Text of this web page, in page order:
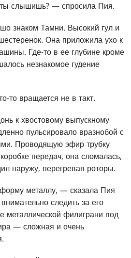
слышишь? — спросила Пия.
знаком Тамни. Высокий гул и
Она приложила ухо к
Где-то в ее глубине кроме
незнакомое гудение
то вращается не в такт.
к хвостовому выпускному
пульсировало вразнобой с
Проводящую эфир трубку
передач, она сломалась,
наружу, перегревая роторы.
металлу, — сказала Пия
следить за его
металлической филиграни под
— сложная и очень